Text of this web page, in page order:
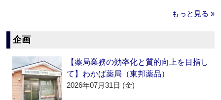
もっと見る »
企画
【薬局業務の効率化と質的向上を目指し
て】わかば薬局（東邦薬品）
2026年07月31日 (金)